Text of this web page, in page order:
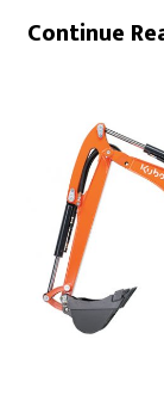
Continue